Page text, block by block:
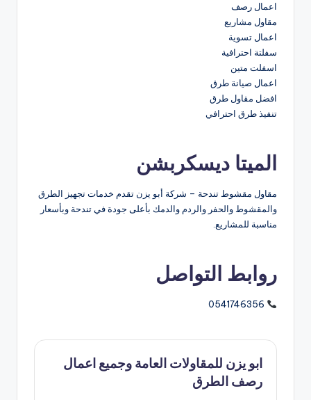
اعمال رصف
مقاول مشاريع
اعمال تسوية
سفلتة احترافية
اسفلت متين
اعمال صيانة طرق
افضل مقاول طرق
تنفيذ طرق احترافي
الميتا ديسكربشن
مقاول مقشوط تندحة – شركة أبو يزن تقدم خدمات تجهيز الطرق
والمقشوط والحفر والردم والدمك بأعلى جودة في تندحة وبأسعار
مناسبة للمشاريع.
روابط التواصل
ابو يزن للمقاولات العامة وجميع اعمال
رصف الطرق